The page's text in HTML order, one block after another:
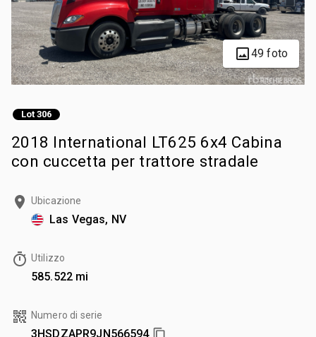
49 foto
Lot 306
2018 International LT625 6x4 Cabina
con cuccetta per trattore stradale
Ubicazione
Las Vegas, NV
Utilizzo
585.522 mi
Numero di serie
3HSDZAPR9JN566594